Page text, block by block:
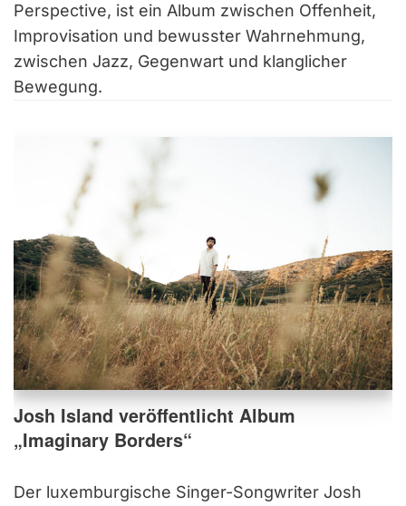
Perspective, ist ein Album zwischen Offenheit,
Improvisation und bewusster Wahrnehmung,
zwischen Jazz, Gegenwart und klanglicher
Bewegung.
Josh Island veröffentlicht Album
„Imaginary Borders“
Der luxemburgische Singer-Songwriter Josh